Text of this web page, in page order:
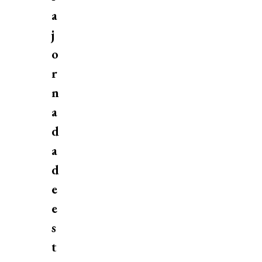
a
j
o
r
n
a
d
a
d
e
e
s
t